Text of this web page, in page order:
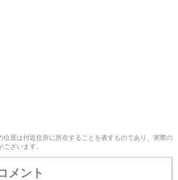
置は付近住所に所在することを表すものであり、実際の
ざいます。
メント